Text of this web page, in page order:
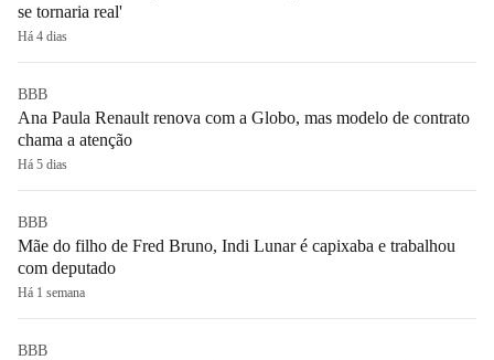
se tornaria real'
Há 4 dias
BBB
Ana Paula Renault renova com a Globo, mas modelo de contrato
chama a atenção
Há 5 dias
BBB
Mãe do filho de Fred Bruno, Indi Lunar é capixaba e trabalhou
com deputado
Há 1 semana
BBB